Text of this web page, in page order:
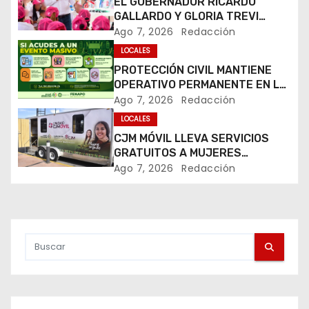
a
c
i
ó
n
d
GALLARDO Y GLORIA TREVI
LLEVAN ESPERANZA A LA PILA
Ago 7, 2026 Redacción
LOCALES
PROTECCIÓN CIVIL MANTIENE
OPERATIVO PERMANENTE EN LA
FENAPO 2026
Ago 7, 2026 Redacción
LOCALES
CJM MÓVIL LLEVA SERVICIOS
GRATUITOS A MUJERES
DURANTE LA FENAPO 2026
Ago 7, 2026 Redacción